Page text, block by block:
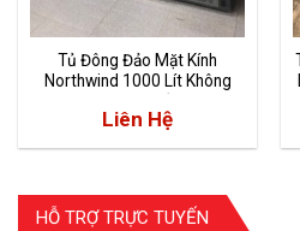
Tủ Đông Đảo Mặt Kính
Northwind 1000 Lít Không
Liên Hệ
HỖ TRỢ TRỰC TUYẾN